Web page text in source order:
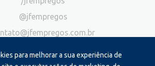
para melhorar a sua experiência de
@jfempregos